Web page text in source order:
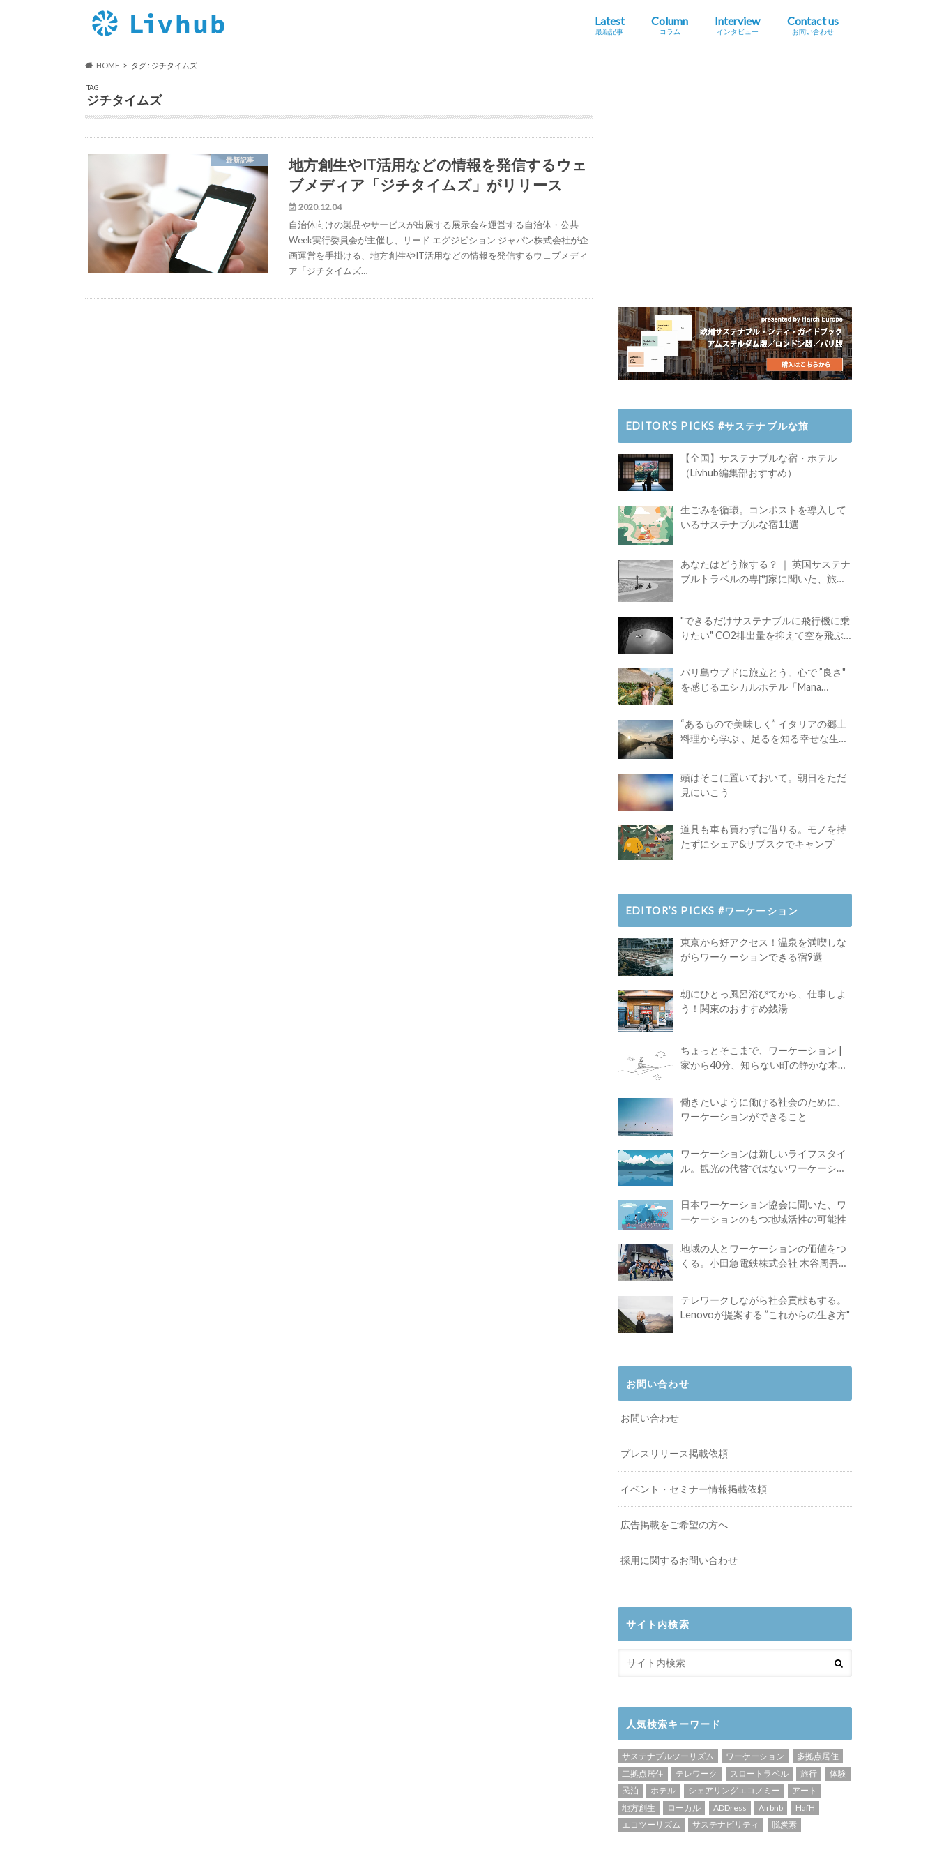
Latest
最新記事
Column
コラム
Interview
インタビュー
Contact us
お問い合わせ
HOME タグ : ジチタイムズ
TAG
ジチタイムズ
最新記事
地方創生やIT活用などの情報を発信するウェ
ブメディア「ジチタイムズ」がリリース
2020.12.04
自治体向けの製品やサービスが出展する展示会を運営する自治体・公共
Week実行委員会が主催し、リード エグジビション ジャパン株式会社が企
画運営を手掛ける、地方創生やIT活用などの情報を発信するウェブメディ
ア「ジチタイムズ…
EDITOR’S PICKS #サステナブルな旅
【全国】サステナブルな宿・ホテル
（Livhub編集部おすすめ）
生ごみを循環。コンポストを導入して
いるサステナブルな宿11選
あなたはどう旅する？ ｜ 英国サステナ
ブルトラベルの専門家に聞いた、旅の
"できるだけサステナブルに飛行機に乗
りたい" CO2排出量を抑えて空を飛ぶ
バリ島ウブドに旅立とう。心で ”良さ"
を感じるエシカルホテル「Mana
“あるもので美味しく” イタリアの郷土
料理から学ぶ 、足るを知る幸せな生き
頭はそこに置いておいて。朝日をただ
見にいこう
道具も車も買わずに借りる。モノを持
たずにシェア&サブスクでキャンプ
EDITOR’S PICKS #ワーケーション
東京から好アクセス！温泉を満喫しな
がらワーケーションできる宿9選
朝にひとっ風呂浴びてから、仕事しよ
う！関東のおすすめ銭湯
ちょっとそこまで、ワーケーション |
家から40分、知らない町の静かな本屋
働きたいように働ける社会のために、
ワーケーションができること
ワーケーションは新しいライフスタイ
ル。観光の代替ではないワーケーショ
日本ワーケーション協会に聞いた、ワ
ーケーションのもつ地域活性の可能性
地域の人とワーケーションの価値をつ
くる。小田急電鉄株式会社 木谷周吾さ
テレワークしながら社会貢献もする。
Lenovoが提案する ”これからの生き方"
お問い合わせ
お問い合わせ
プレスリリース掲載依頼
イベント・セミナー情報掲載依頼
広告掲載をご希望の方へ
採用に関するお問い合わせ
サイト内検索
人気検索キーワード
サステナブルツーリズム ワーケーション
多拠点居住
二拠点居住
テレワーク スロートラベル 旅行
体験
民泊
ホテル シェアリングエコノミー
アート
地方創生
ローカル ADDress Airbnb
HafH
エコツーリズム
サステナビリティ 脱炭素